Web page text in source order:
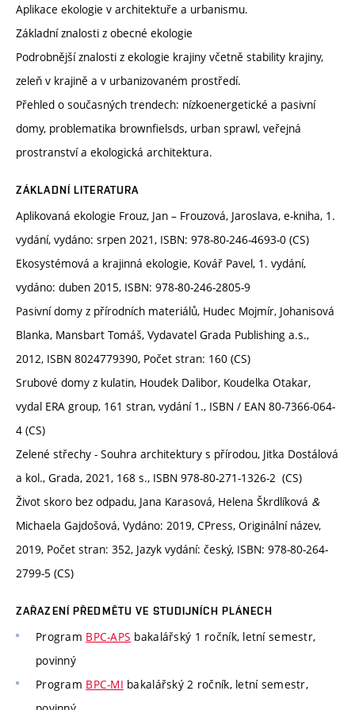
Aplikace ekologie v architektuře a urbanismu.
Základní znalosti z obecné ekologie
Podrobnější znalosti z ekologie krajiny včetně stability krajiny,
zeleň v krajině a v urbanizovaném prostředí.
Přehled o současných trendech: nízkoenergetické a pasivní
domy, problematika brownfielsds, urban sprawl, veřejná
prostranství a ekologická architektura.
ZÁKLADNÍ LITERATURA
Aplikovaná ekologie Frouz, Jan – Frouzová, Jaroslava, e-kniha, 1.
vydání, vydáno: srpen 2021, ISBN: 978-80-246-4693-0 (CS)
Ekosystémová a krajinná ekologie, Kovář Pavel, 1. vydání,
vydáno: duben 2015, ISBN: 978-80-246-2805-9
Pasivní domy z přírodních materiálů, Hudec Mojmír, Johanisová
Blanka, Mansbart Tomáš, Vydavatel Grada Publishing a.s.,
2012, ISBN 8024779390, Počet stran: 160 (CS)
Srubové domy z kulatin, Houdek Dalibor, Koudelka Otakar,
vydal ERA group, 161 stran, vydání 1., ISBN / EAN 80-7366-064-
4 (CS)
Zelené střechy - Souhra architektury s přírodou, Jitka Dostálová
a kol., Grada, 2021, 168 s., ISBN 978-80-271-1326-2 (CS)
Život skoro bez odpadu, Jana Karasová, Helena Škrdlíková &
Michaela Gajdošová, Vydáno: 2019, CPress, Originální název,
2019, Počet stran: 352, Jazyk vydání: český, ISBN: 978-80-264-
2799-5 (CS)
ZAŘAZENÍ PŘEDMĚTU VE STUDIJNÍCH PLÁNECH
Program BPC-APS bakalářský 1 ročník, letní semestr,
povinný
Program BPC-MI bakalářský 2 ročník, letní semestr,